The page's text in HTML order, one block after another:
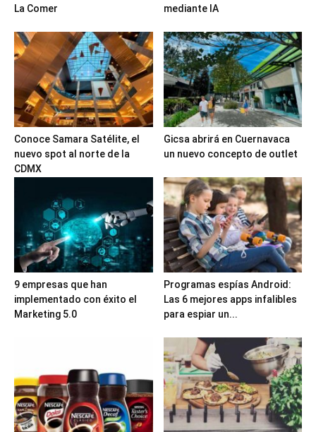
La Comer
mediante IA
Conoce Samara Satélite, el
nuevo spot al norte de la
CDMX
Gicsa abrirá en Cuernavaca
un nuevo concepto de outlet
9 empresas que han
implementado con éxito el
Marketing 5.0
Programas espías Android:
Las 6 mejores apps infalibles
para espiar un...